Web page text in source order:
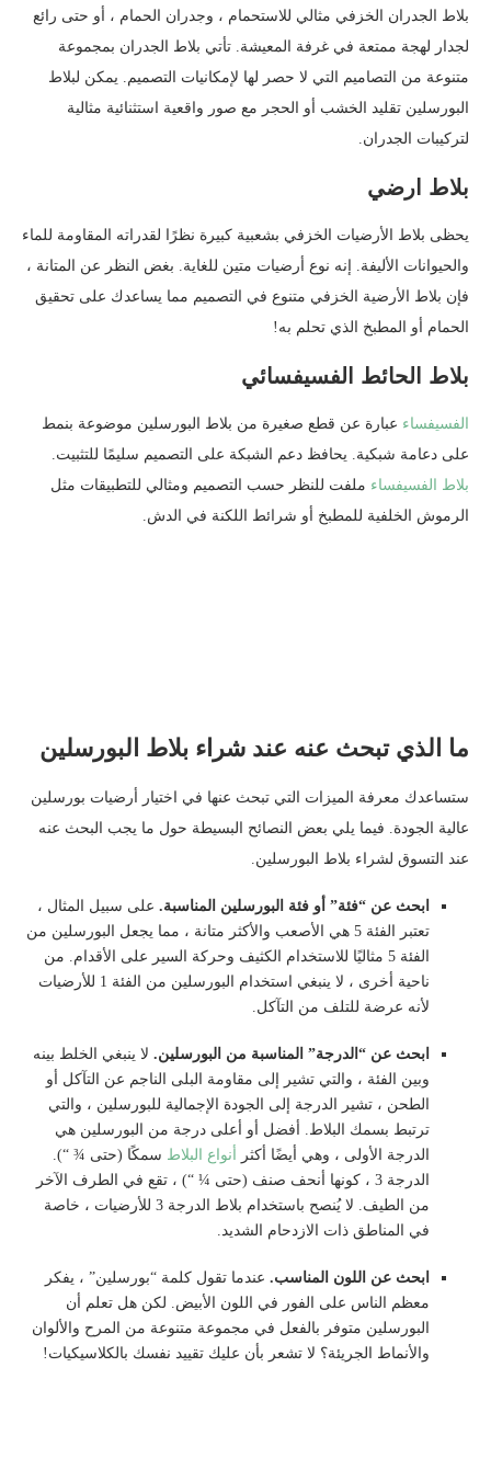
بلاط الجدران الخزفي مثالي للاستحمام ، وجدران الحمام ، أو حتى رائع
لجدار لهجة ممتعة في غرفة المعيشة. تأتي بلاط الجدران بمجموعة
متنوعة من التصاميم التي لا حصر لها لإمكانيات التصميم. يمكن لبلاط
البورسلين تقليد الخشب أو الحجر مع صور واقعية استثنائية مثالية
لتركيبات الجدران.
بلاط ارضي
يحظى بلاط الأرضيات الخزفي بشعبية كبيرة نظرًا لقدراته المقاومة للماء
والحيوانات الأليفة. إنه نوع أرضيات متين للغاية. بغض النظر عن المتانة ،
فإن بلاط الأرضية الخزفي متنوع في التصميم مما يساعدك على تحقيق
الحمام أو المطبخ الذي تحلم به!
بلاط الحائط الفسيفسائي
الفسيفساء عبارة عن قطع صغيرة من بلاط البورسلين موضوعة بنمط
على دعامة شبكية. يحافظ دعم الشبكة على التصميم سليمًا للتثبيت.
بلاط الفسيفساء ملفت للنظر حسب التصميم ومثالي للتطبيقات مثل
الرموش الخلفية للمطبخ أو شرائط اللكنة في الدش.
ما الذي تبحث عنه عند شراء بلاط البورسلين
ستساعدك معرفة الميزات التي تبحث عنها في اختيار أرضيات بورسلين
عالية الجودة. فيما يلي بعض النصائح البسيطة حول ما يجب البحث عنه
عند التسوق لشراء بلاط البورسلين.
ابحث عن “فئة” أو فئة البورسلين المناسبة. على سبيل المثال ،
تعتبر الفئة 5 هي الأصعب والأكثر متانة ، مما يجعل البورسلين من
الفئة 5 مثاليًا للاستخدام الكثيف وحركة السير على الأقدام. من
ناحية أخرى ، لا ينبغي استخدام البورسلين من الفئة 1 للأرضيات
لأنه عرضة للتلف من التآكل.
ابحث عن “الدرجة” المناسبة من البورسلين. لا ينبغي الخلط بينه
وبين الفئة ، والتي تشير إلى مقاومة البلى الناجم عن التآكل أو
الطحن ، تشير الدرجة إلى الجودة الإجمالية للبورسلين ، والتي
ترتبط بسمك البلاط. أفضل أو أعلى درجة من البورسلين هي
الدرجة الأولى ، وهي أيضًا أكثر
أنواع البلاط سمكًا (حتى ¾ “).
الدرجة 3 ، كونها أنحف صنف (حتى ¼ “) ، تقع في الطرف الآخر
من الطيف. لا يُنصح باستخدام بلاط الدرجة 3 للأرضيات ، خاصة
في المناطق ذات الازدحام الشديد.
ابحث عن اللون المناسب. عندما تقول كلمة “بورسلين” ، يفكر
معظم الناس على الفور في اللون الأبيض. لكن هل تعلم أن
البورسلين متوفر بالفعل في مجموعة متنوعة من المرح والألوان
والأنماط الجريئة؟ لا تشعر بأن عليك تقييد نفسك بالكلاسيكيات!